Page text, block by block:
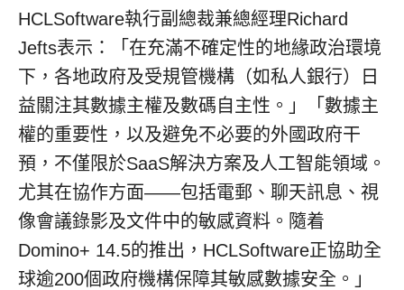
HCLSoftware執行副總裁兼總經理Richard
Jefts表示：「在充滿不確定性的地緣政治環境
下，各地政府及受規管機構（如私人銀行）日
益關注其數據主權及數碼自主性。」「數據主
權的重要性，以及避免不必要的外國政府干
預，不僅限於SaaS解決方案及人工智能領域。
尤其在協作方面——包括電郵、聊天訊息、視
像會議錄影及文件中的敏感資料。隨着
Domino+ 14.5的推出，HCLSoftware正協助全
球逾200個政府機構保障其敏感數據安全。」